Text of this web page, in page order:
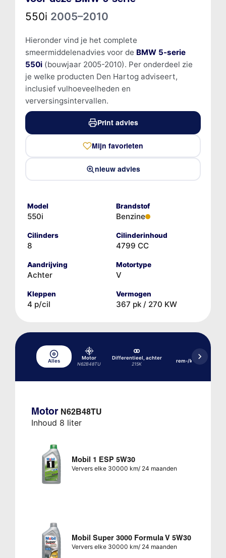
550i 2005–2010
Hieronder vind je het complete
smeermiddelenadvies voor de BMW 5-serie
550i(bouwjaar 2005-2010). Per onderdeel zie
je welke producten Den Hartog adviseert,
inclusief vulhoeveelheden en
verversingsintervallen.
Print advies
Mijn favorieten
nieuw advies
Model
550i
Brandstof
Benzine
Cilinders
8
Cilinderinhoud
4799 CC
Aandrijving
Achter
Motortype
V
Kleppen
4 p/cil
Vermogen
367 pk / 270 KW
Alles
Motor
N62B48TU
Differentieel, achter
215K
Hydraulisch
rem-/
DSC
Motor N62B48TU
Inhoud 8 liter
Mobil 1 ESP 5W30
Ververs elke 30000 km/ 24 maanden
Mobil Super 3000 Formula V 5W30
Ververs elke 30000 km/ 24 maanden